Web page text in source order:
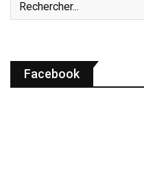
Facebook